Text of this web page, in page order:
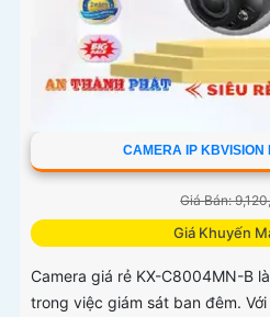
CAMERA IP KBVISION
Giá Bán:
Giá Khuyến
Camera giá rẻ KX-C8004MN-B
trong việc giám sát ban đêm.